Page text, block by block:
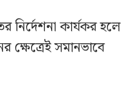
নির্দেশনা কার্যকর হলে
ক্ষেত্রেই সমানভাবে